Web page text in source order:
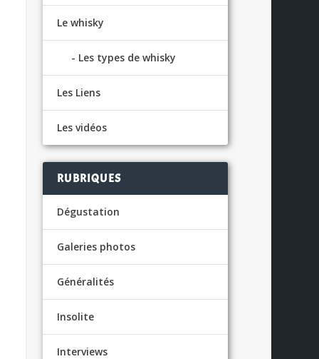
Le whisky
Les types de whisky
Les Liens
Les vidéos
RUBRIQUES
Dégustation
Galeries photos
Généralités
Insolite
Interviews